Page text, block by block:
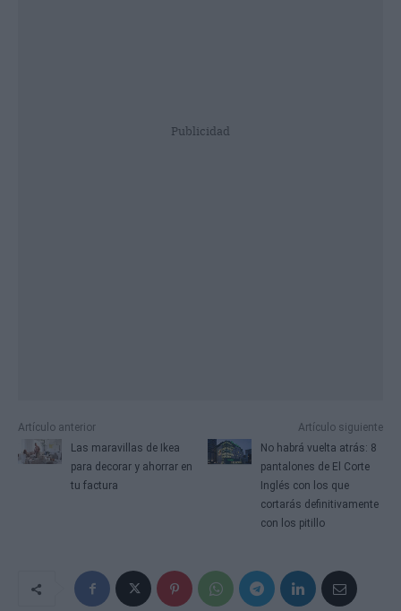
Publicidad
Artículo anterior
Las maravillas de Ikea
para decorar y ahorrar en
tu factura
Artículo siguiente
No habrá vuelta atrás: 8
pantalones de El Corte
Inglés con los que
cortarás definitivamente
con los pitillo